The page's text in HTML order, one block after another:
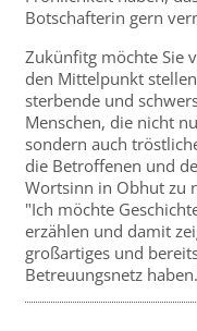
Botschafterin gern
Zukünfitg möchte Sie
den Mittelpunkt
sterbende und
Menschen, die nicht
sondern auch
die Betroffenen und
Wortsinn in Obhut zu
"Ich möchte
erzählen und damit
großartiges und
Betreuungsnetz